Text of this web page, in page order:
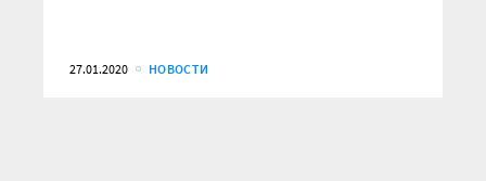
27.01.2020 НОВОСТИ